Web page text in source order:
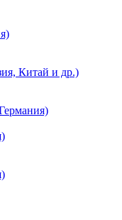
Китай и др.)